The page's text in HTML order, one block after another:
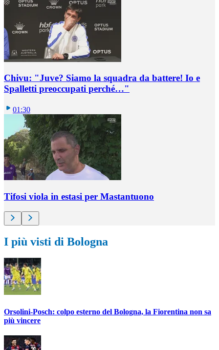
Chivu: "Juve? Siamo la squadra da battere! Io e
Spalletti preoccupati perché…"
01:30
Tifosi viola in estasi per Mastantuono
I più visti di Bologna
Orsolini-Posch: colpo esterno del Bologna, la Fiorentina non sa
più vincere